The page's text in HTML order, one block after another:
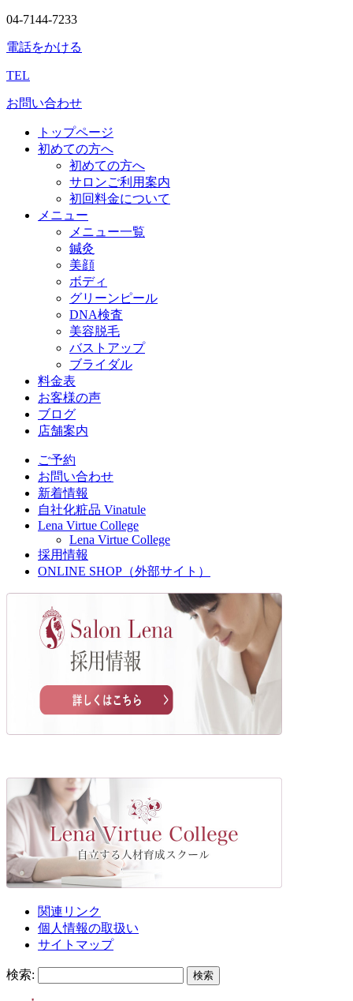
04-7144-7233
電話をかける
TEL
お問い合わせ
トップページ
初めての方へ
初めての方へ
サロンご利用案内
初回料金について
メニュー
メニュー一覧
鍼灸
美顔
ボディ
グリーンピール
DNA検査
美容脱毛
バストアップ
ブライダル
料金表
お客様の声
ブログ
店舗案内
ご予約
お問い合わせ
新着情報
自社化粧品 Vinatule
Lena Virtue College
Lena Virtue College
採用情報
ONLINE SHOP（外部サイト）
関連リンク
個人情報の取扱い
サイトマップ
検索: